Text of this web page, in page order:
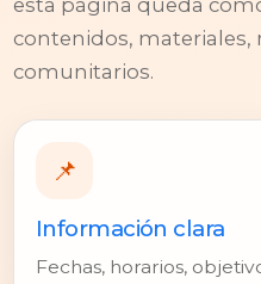
esta página queda
contenidos, materiales,
comunitarios.
📌
Información clara
Fechas, horarios,